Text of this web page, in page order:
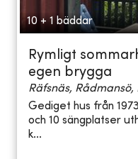
10 + 1 bäddar
Rymligt
egen brygga
Räfsnäs, Rådmansö,
Gediget hus från
och 10 sängplatser
k...